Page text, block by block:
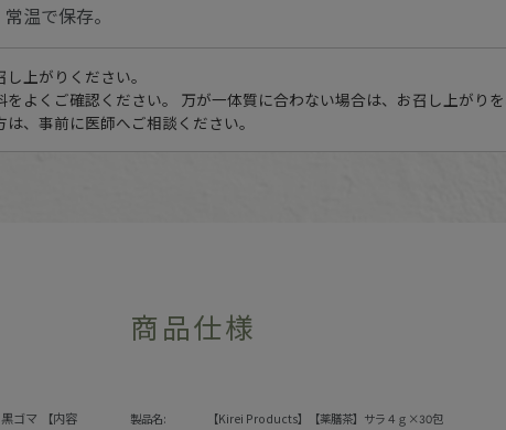
温で保存。
上がりください。
よくご確認ください。 万が一体質に合わない場合は、お召し上がりを
、事前に医師へご相談ください。
ゴマ 【内容
商品仕様
製品名: 【Kirei Products】【薬膳茶】サラ４ｇ×30包